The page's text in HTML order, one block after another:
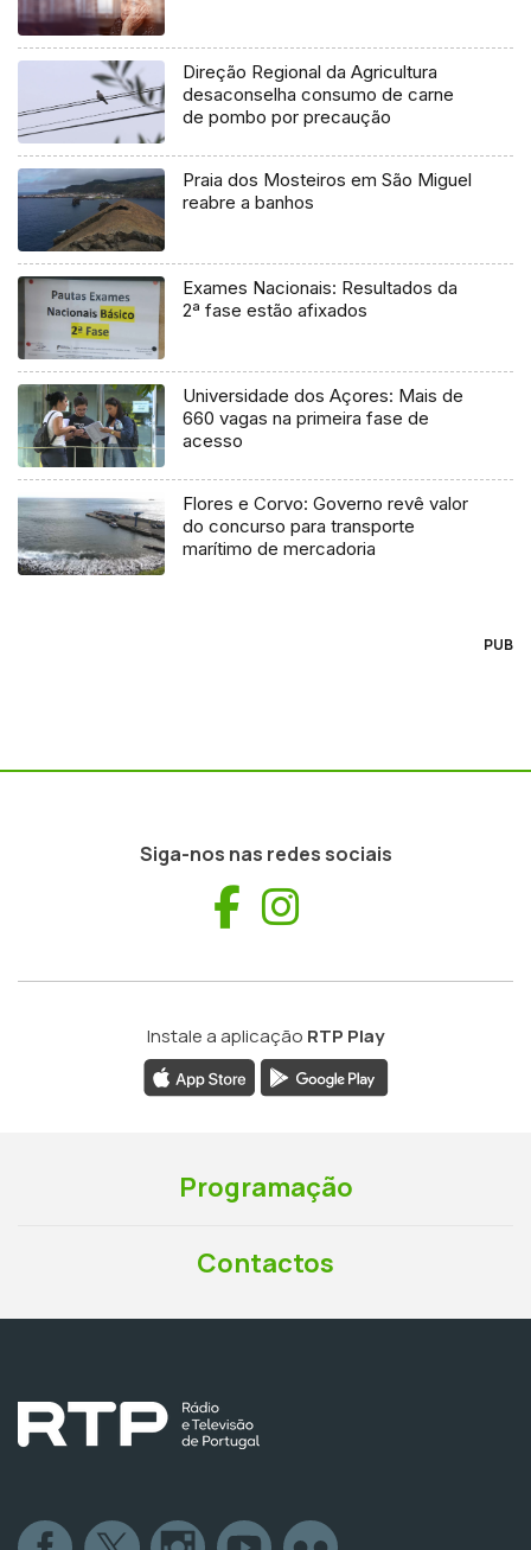
Direção Regional da Agricultura
desaconselha consumo de carne
de pombo por precaução
Praia dos Mosteiros em São Miguel
reabre a banhos
Exames Nacionais: Resultados da
2ª fase estão afixados
Universidade dos Açores: Mais de
660 vagas na primeira fase de
acesso
Flores e Corvo: Governo revê valor
do concurso para transporte
marítimo de mercadoria
PUB
Siga-nos nas redes sociais
Facebook
Instale a aplicação RTP Play
Programação
Contactos